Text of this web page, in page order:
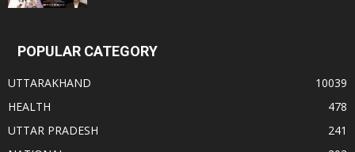
POPULAR CATEGORY
UTTARAKHAND
10039
HEALTH
478
UTTAR PRADESH
241